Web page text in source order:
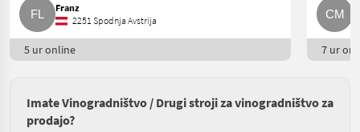
Franz
2251 Spodnja Avstrija
5 ur online 7 ur
Imate Vinogradništvo / Drugi stroji za vinogradništvo za
prodajo?